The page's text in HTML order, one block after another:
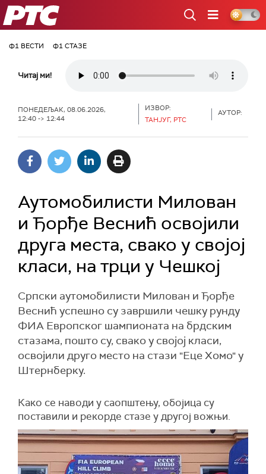
РТС
Ф1 ВЕСТИ Ф1 СТАЗЕ
Читај ми!
ПОНЕДЕЉАК, 08.06.2026,
12:40 -> 12:44
ИЗВОР:
ТАНЈУГ, РТС
АУТОР:
Аутомобилисти Милован
и Ђорђе Веснић освојили
друга места, свако у својој
класи, на трци у Чешкој
Српски аутомобилисти Милован и Ђорђе
Веснић успешно су завршили чешку рунду
ФИА Европског шампионата на брдским
стазама, пошто су, свако у својој класи,
освојили друго место на стази "Еце Хомо" у
Штернберку.
Како се наводи у саопштењу, обојица су
поставили и рекорде стазе у другој вожњи.